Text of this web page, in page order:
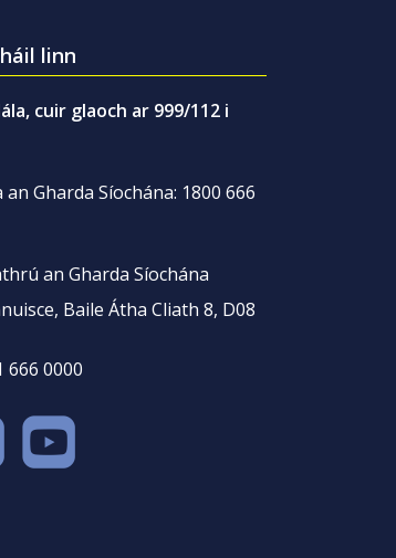
linn
cuir glaoch ar 999/112 i
an Gharda Síochána: 1800 666
an Gharda Síochána
Baile Átha Cliath 8, D08
666 0000